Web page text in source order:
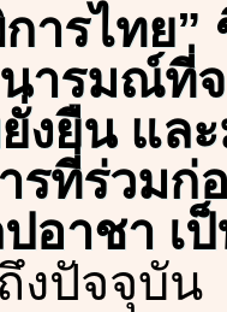
รไทย”
ารมณ์ที่
งยืน แล
ที่ร่วมก่
อาชา เ
งปัจจุบัน